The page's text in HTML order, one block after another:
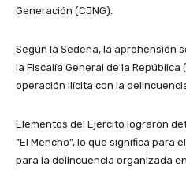
Generación (CJNG).
Según la Sedena, la aprehensión
la Fiscalía General de la República
operación ilícita con la
Elementos del Ejército lograron
“El Mencho”, lo que significa para
para la delincuencia organizada